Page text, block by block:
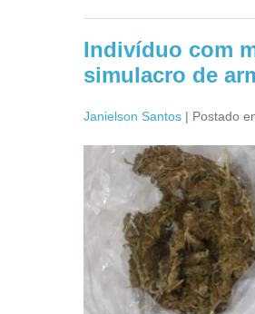
Indivíduo com
simulacro de
Janielson Santos | Postado